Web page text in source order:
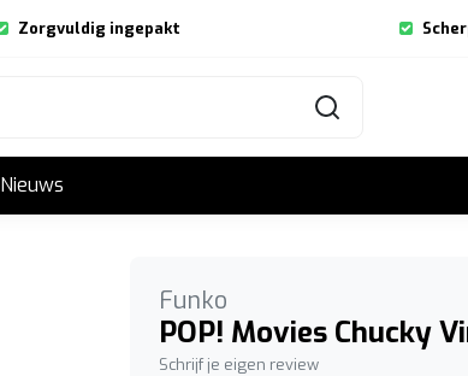
Zorgvuldig ingepakt
Nieuws
Funko
POP! Movies Chucky
Schrijf je eigen review